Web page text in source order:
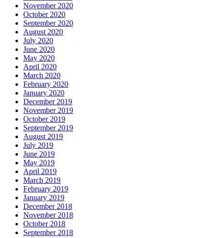
November 2020
October 2020
September 2020
August 2020
July 2020
June 2020
May 2020
April 2020
March 2020
February 2020
January 2020
December 2019
November 2019
October 2019
September 2019
August 2019
July 2019
June 2019
May 2019
April 2019
March 2019
February 2019
January 2019
December 2018
November 2018
October 2018
September 2018